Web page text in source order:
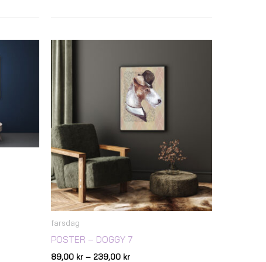
farsdag
POSTER – DOGGY 7
89,00 kr – 239,00 kr
till
239,00 kr